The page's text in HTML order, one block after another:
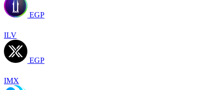
EGP
ILV
EGP
IMX